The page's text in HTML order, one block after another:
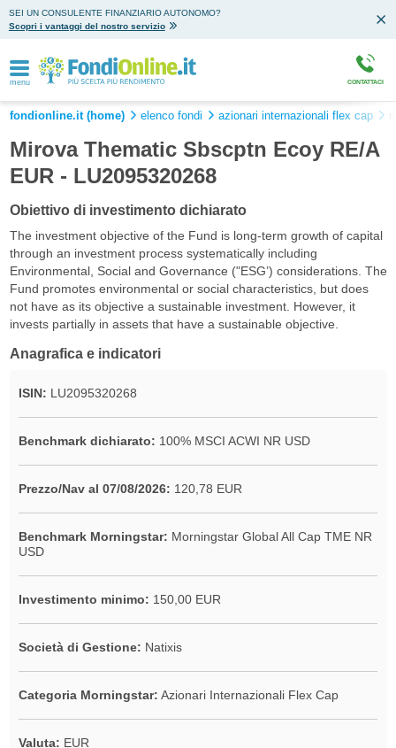
SEI UN CONSULENTE FINANZIARIO AUTONOMO?
Scopri i vantaggi del nostro servizio
menu CONTATTACI
fondionline.it (home) elenco fondi azionari internazionali flex cap
Mirova Thematic Sbscptn Ecoy RE/A
EUR - LU2095320268
Obiettivo di investimento dichiarato
The investment objective of the Fund is long-term growth of capital
through an investment process systematically including
Environmental, Social and Governance ("ESG’) considerations. The
Fund promotes environmental or social characteristics, but does
not have as its objective a sustainable investment. However, it
invests partially in assets that have a sustainable objective.
Anagrafica e indicatori
ISIN: LU2095320268
Benchmark dichiarato: 100% MSCI ACWI NR USD
Prezzo/Nav al 07/08/2026: 120,78 EUR
Benchmark Morningstar: Morningstar Global All Cap TME NR
USD
Investimento minimo: 150,00 EUR
Società di Gestione: Natixis
Categoria Morningstar: Azionari Internazionali Flex Cap
Valuta: EUR